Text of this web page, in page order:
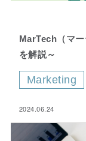
MarTech（マ
を解説～
Marketing
2024.06.24